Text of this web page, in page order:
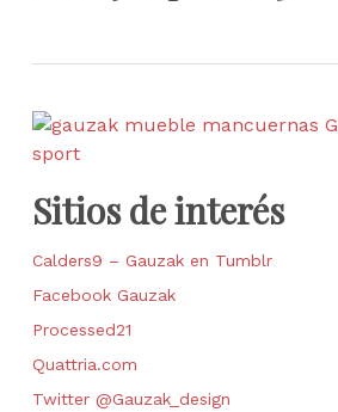
Sitios de interés
Calders9 – Gauzak en Tumblr
Facebook Gauzak
Processed21
Quattria.com
Twitter @Gauzak_design